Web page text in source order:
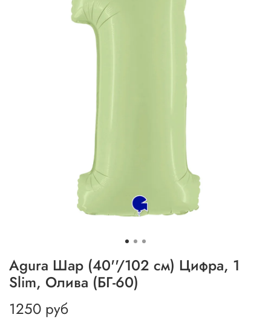
Agura Шар (40''/102 см) Цифра, 1
Slim, Олива (БГ-60)
1250 руб